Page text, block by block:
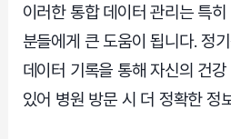
이러한 통합 데이터 관리는 특
분들에게 큰 도움이 됩니다. 정
데이터 기록을 통해 자신의 건
있어 병원 방문 시 더 정확한 정